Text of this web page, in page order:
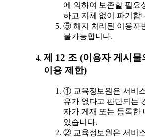
에 의하여 보존할 필요
하고 지체 없이 파기합
⑤ 해지 처리된 이용자
불가능합니다.
제 12 조 (이용자 게시
이용 제한)
① 교육정보원은 서비
유가 없다고 판단되는
자가 게재 또는 등록한
있습니다.
② 교육정보원은 서비